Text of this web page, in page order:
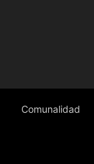
Comunalidad